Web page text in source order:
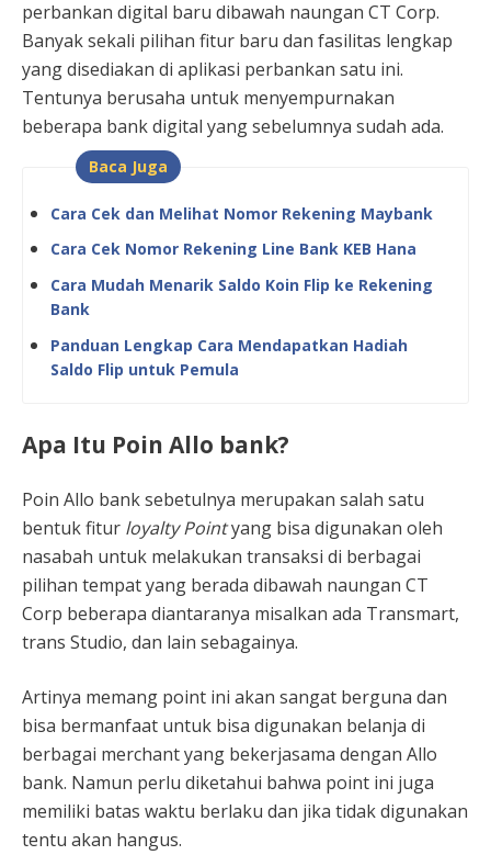
perbankan digital baru dibawah naungan CT Corp.
Banyak sekali pilihan fitur baru dan fasilitas lengkap
yang disediakan di aplikasi perbankan satu ini.
Tentunya berusaha untuk menyempurnakan
beberapa bank digital yang sebelumnya sudah ada.
Baca Juga
Cara Cek dan Melihat Nomor Rekening Maybank
Cara Cek Nomor Rekening Line Bank KEB Hana
Cara Mudah Menarik Saldo Koin Flip ke Rekening
Bank
Panduan Lengkap Cara Mendapatkan Hadiah
Saldo Flip untuk Pemula
Apa Itu Poin Allo bank?
Poin Allo bank sebetulnya merupakan salah satu
bentuk fitur loyalty Pointyang bisa digunakan oleh
nasabah untuk melakukan transaksi di berbagai
pilihan tempat yang berada dibawah naungan CT
Corp beberapa diantaranya misalkan ada Transmart,
trans Studio, dan lain sebagainya.
Artinya memang point ini akan sangat berguna dan
bisa bermanfaat untuk bisa digunakan belanja di
berbagai merchant yang bekerjasama dengan Allo
bank. Namun perlu diketahui bahwa point ini juga
memiliki batas waktu berlaku dan jika tidak digunakan
tentu akan hangus.